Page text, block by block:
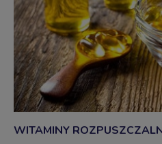
WITAMINY